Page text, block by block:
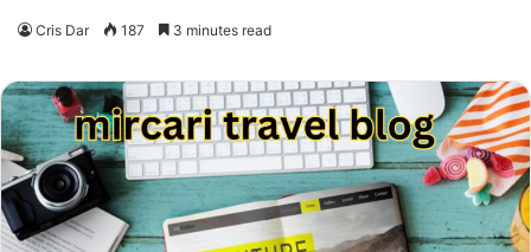
Cris Dar 187 3 minutes read